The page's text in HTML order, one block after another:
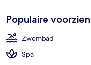
Populaire
Zwembad
Spa